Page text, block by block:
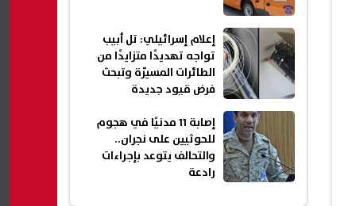
إعلام إسرائيلي: تل أبيب
تواجه تهديدًا متزايدًا من
الطائرات المسيّرة وتبحث
فرض قيود جديدة
إصابة 11 مدنيًا في هجوم
للحوثيين على نجران..
والتحالف يتوعد بإجراءات
رادعة